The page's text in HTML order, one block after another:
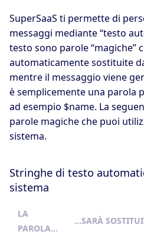
SuperSaaS ti permette di
messaggi mediante “testo
testo sono parole “magiche”
automaticamente sostituite
mentre il messaggio viene
è semplicemente una parola
ad esempio $name. La
parole magiche che puoi
sistema.
Stringhe di testo
sistema
LA
PAROLA…
…SARÀ